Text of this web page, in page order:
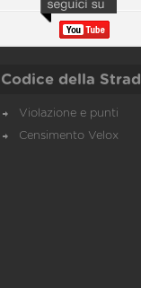
Codice della
Violazione e punti
Censimento Velox